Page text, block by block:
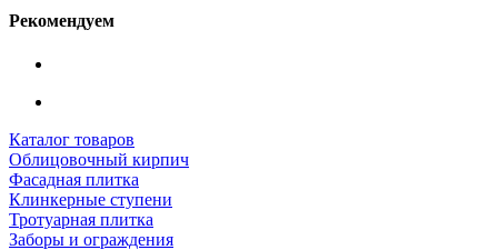
Рекомендуем
Каталог товаров
Облицовочный кирпич
Фасадная плитка
Клинкерные ступени
Тротуарная плитка
Заборы и ограждения